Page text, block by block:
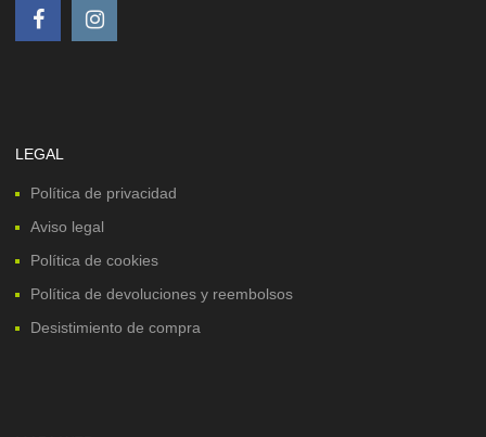
LEGAL
Política de privacidad
Aviso legal
Política de cookies
Política de devoluciones y reembolsos
Desistimiento de compra